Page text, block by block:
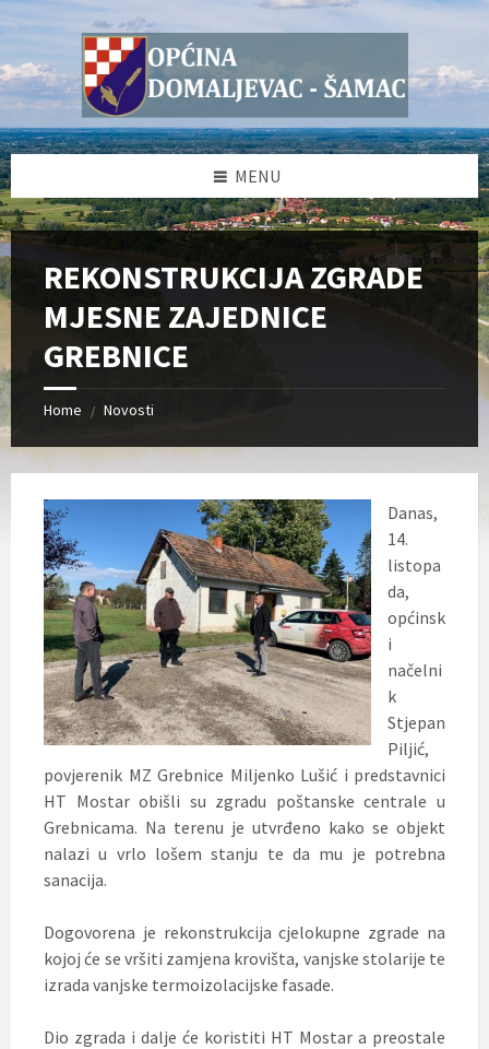
Skip
to
Skip
to
sidebar
Skip
to
sidebar
Skip
to
MENU
REKONSTRUKCIJA ZGRADE
MJESNE ZAJEDNICE
GREBNICE
Home / Novosti
Danas,
14.
listopa
da,
općinsk
i
načelni
k
Stjepan
Piljić,
povjerenik MZ Grebnice Miljenko Lušić i predstavnici
HT Mostar obišli su zgradu poštanske centrale u
Grebnicama. Na terenu je utvrđeno kako se objekt
nalazi u vrlo lošem stanju te da mu je potrebna
sanacija.
Dogovorena je rekonstrukcija cjelokupne zgrade na
kojoj će se vršiti zamjena krovišta, vanjske stolarije te
izrada vanjske termoizolacijske fasade.
Dio zgrada i dalje će koristiti HT Mostar a preostale